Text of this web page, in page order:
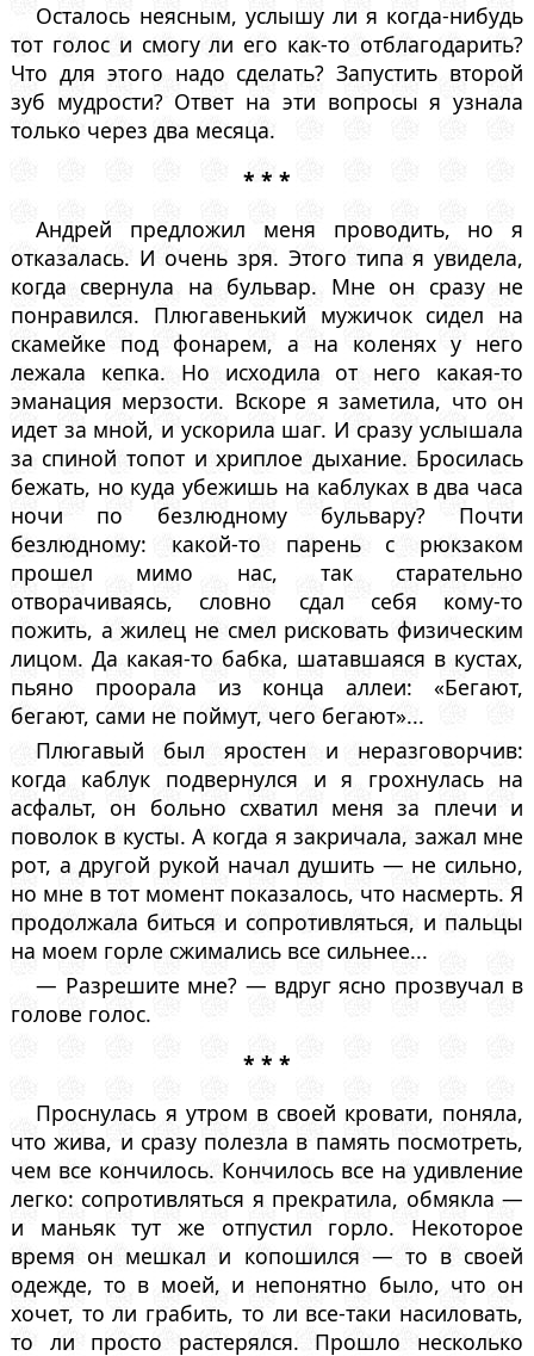
Осталось неясным, услышу ли я когда-нибудь
тот голос и смогу ли его как-то отблагодарить?
Что для этого надо сделать? Запустить второй
зуб мудрости? Ответ на эти вопросы я узнала
только через два месяца.
* * *
Андрей предложил меня проводить, но я
отказалась. И очень зря. Этого типа я увидела,
когда свернула на бульвар. Мне он сразу не
понравился. Плюгавенький мужичок сидел на
скамейке под фонарем, а на коленях у него
лежала кепка. Но исходила от него какая-то
эманация мерзости. Вскоре я заметила, что он
идет за мной, и ускорила шаг. И сразу услышала
за спиной топот и хриплое дыхание. Бросилась
бежать, но куда убежишь на каблуках в два часа
ночи по безлюдному бульвару? Почти
безлюдному: какой-то парень с рюкзаком
прошел мимо нас, так старательно
отворачиваясь, словно сдал себя кому-то
пожить, а жилец не смел рисковать физическим
лицом. Да какая-то бабка, шатавшаяся в кустах,
пьяно проорала из конца аллеи: «Бегают,
бегают, сами не поймут, чего бегают»...
Плюгавый был яростен и неразговорчив:
когда каблук подвернулся и я грохнулась на
асфальт, он больно схватил меня за плечи и
поволок в кусты. А когда я закричала, зажал мне
рот, а другой рукой начал душить — не сильно,
но мне в тот момент показалось, что насмерть. Я
продолжала биться и сопротивляться, и пальцы
на моем горле сжимались все сильнее...
— Разрешите мне? — вдруг ясно прозвучал в
голове голос.
* * *
Проснулась я утром в своей кровати, поняла,
что жива, и сразу полезла в память посмотреть,
чем все кончилось. Кончилось все на удивление
легко: сопротивляться я прекратила, обмякла —
и маньяк тут же отпустил горло. Некоторое
время он мешкал и копошился — то в своей
одежде, то в моей, и непонятно было, что он
хочет, то ли грабить, то ли все-таки насиловать,
то ли просто растерялся. Прошло несколько